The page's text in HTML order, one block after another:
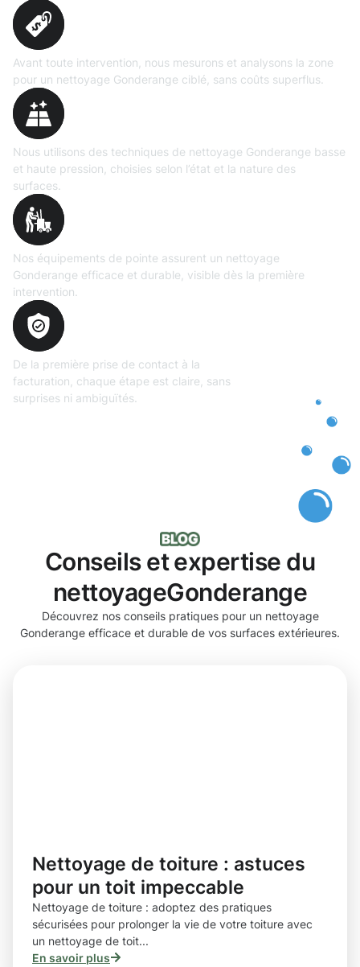
Avant toute intervention, nous mesurons et analysons la zone
pour un nettoyage Gonderange ciblé, sans coûts superflus.
Nous utilisons des techniques de nettoyage Gonderange basse
et haute pression, choisies selon l’état et la nature des
surfaces.
Nos équipements de pointe assurent un nettoyage
Gonderange efficace et durable, visible dès la première
intervention.
De la première prise de contact à la
facturation, chaque étape est claire, sans
surprises ni ambiguïtés.
Conseils et expertise du
nettoyageGonderange
Découvrez nos conseils pratiques pour un nettoyage
Gonderange efficace et durable de vos surfaces extérieures.
Nettoyage de toiture : astuces
pour un toit impeccable
Nettoyage de toiture : adoptez des pratiques
sécurisées pour prolonger la vie de votre toiture avec
un nettoyage de toit...
En savoir plus